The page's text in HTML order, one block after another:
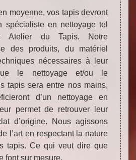
moyenne, vos tapis devront
spécialiste en nettoyage tel
Atelier du Tapis. Notre
des produits, du matériel
nécessaires à leur
le nettoyage et/ou le
tapis sera entre nos mains,
d’un nettoyage en
permet de retrouver leur
d’origine. Nous agissons
l’art en respectant la nature
tapis. Ce qui veut dire que
font sur mesure.